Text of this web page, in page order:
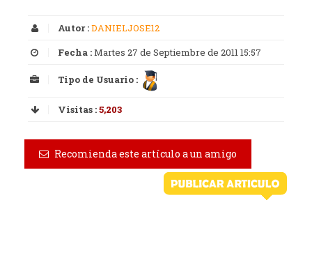
Autor :DANIELJOSE12
Fecha :Martes 27 de Septiembre de 2011 15:57
Tipo de Usuario :
Visitas :5,203
Recomienda este artículo a un amigo